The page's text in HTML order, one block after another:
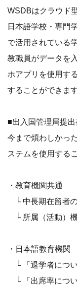
WSDBはクラウド
日本語学校・専門
で活用されている
教職員がデータを
ホアプリを使用す
することができます
■出入国管理局提
今まで煩わしかっ
ステムを使用する
・教育機関共通
└ 中長期在留者
└ 所属（活動）
・日本語教育機関
└ 「退学者につい
└ 「出席率につい